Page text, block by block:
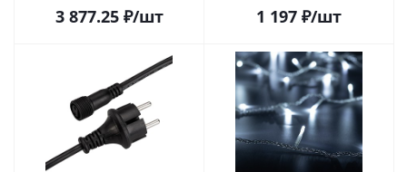
3 877.25₽/шт 1 197 ₽/шт